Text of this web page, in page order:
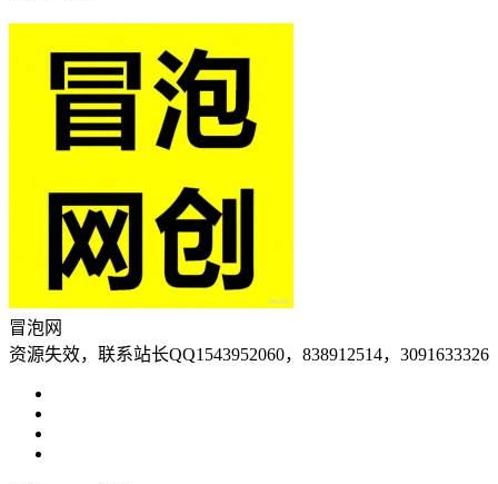
冒泡网
资源失效，联系站长QQ1543952060，838912514，3091633326